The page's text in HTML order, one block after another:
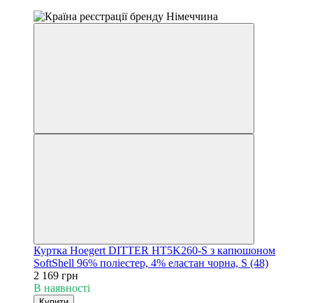
Куртка Hoegert DITTER HT5K260-S з капюшоном
SoftShell 96% поліестер, 4% еластан чорна, S (48)
2 169 грн
В наявності